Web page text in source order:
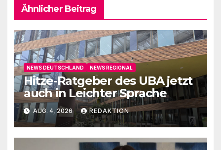
Ähnlicher Beitrag
NEWS DEUTSCHLAND NEWS REGIONAL
Hitze-Ratgeber des UBA jetzt
auch in Leichter Sprache
AUG. 4, 2026 REDAKTION